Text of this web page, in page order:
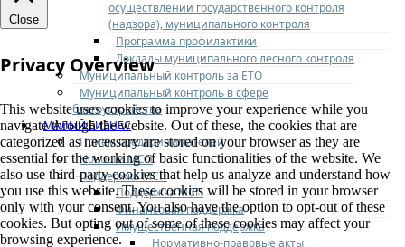
осуществлении государственного контроля
(надзора), муниципального контроля
Программа профилактики
Доклады муниципального лесного контроля
Муниципальный контроль за ЕТО
Муниципальный контроль в сфере
благоустройства
МАЛЫЙ БИЗНЕС
Прием предпринимателей
Новости МСП
Поддержка МСП
Поддержка МСП
Финансовая поддержка
Имущественная поддержка
Нормативно-правовые акты
Close
Privacy Overview
This website uses cookies to improve your experience while you
navigate through the website. Out of these, the cookies that are
categorized as necessary are stored on your browser as they are
essential for the working of basic functionalities of the website. We
also use third-party cookies that help us analyze and understand how
you use this website. These cookies will be stored in your browser
only with your consent. You also have the option to opt-out of these
cookies. But opting out of some of these cookies may affect your
browsing experience.